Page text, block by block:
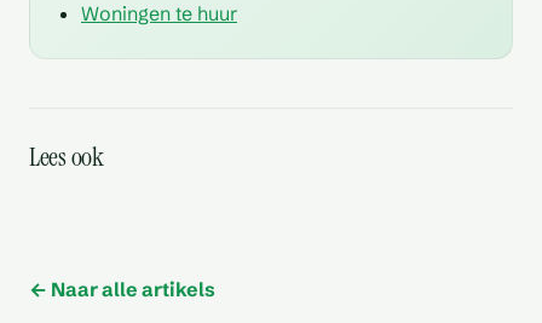
Woningen te huur
Lees ook
volgens het ruimtelijk
uitvoeringsplan
Hoe is de bereikbaarheid
Zijn er
← Naar alle artikels